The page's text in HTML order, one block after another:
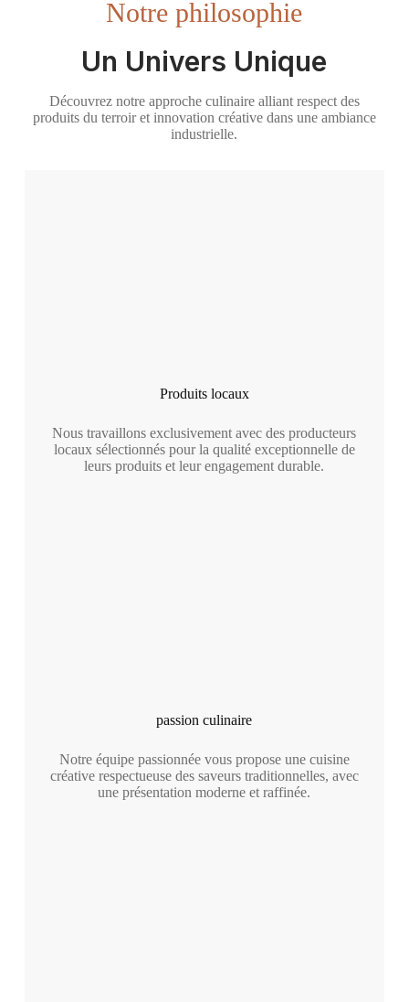
Notre philosophie
Un Univers Unique
Découvrez notre approche culinaire alliant respect des
produits du terroir et innovation créative dans une ambiance
industrielle.
Produits locaux
Nous travaillons exclusivement avec des producteurs
locaux sélectionnés pour la qualité exceptionnelle de
leurs produits et leur engagement durable.
passion culinaire
Notre équipe passionnée vous propose une cuisine
créative respectueuse des saveurs traditionnelles, avec
une présentation moderne et raffinée.